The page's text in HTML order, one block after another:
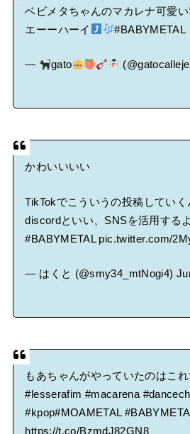
ベビメタちゃんのマカレナ可愛い
エーーハーイ
#BABYMETAL
— gato
かわいいいい
TikTokでこういうの投稿していく
discordといい、SNSを活用する
#BABYMETAL pic.twitter.com/
— はくと (@smy34_mtNogi4)
もあちゃんがやっていたのはこ
#lesserafim #macarena
#kpop#MOAMETAL
https://t.co/BzmdJ82GN8